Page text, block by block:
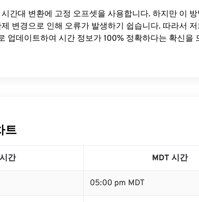
간대 변환에 ​​고정 오프셋을 사용합니다. 하지만 이
변경으로 인해 오류가 발생하기 쉽습니다. 따라서 저
업데이트하여 시간 정보가 100% 정확하다는 확신을
트
간 MDT 시간
05:00 pm MDT